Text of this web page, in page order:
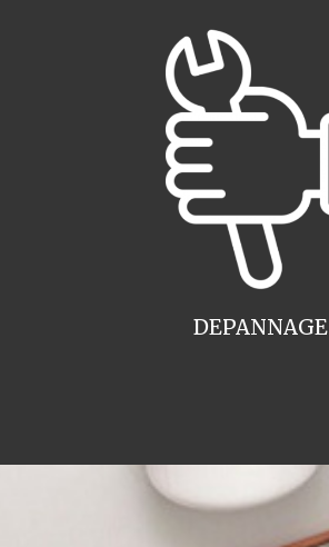
DEPANNAGE